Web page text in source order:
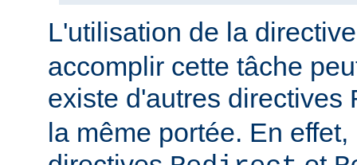
L'utilisation de la
accomplir cette tâche
existe d'autres directives
la même portée. En